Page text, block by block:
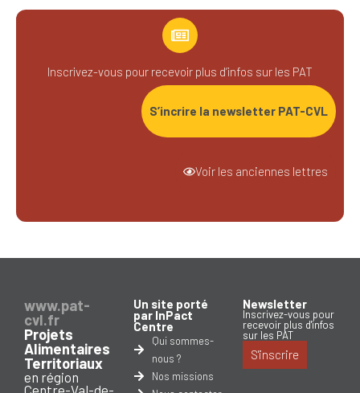
Inscrivez-vous pour recevoir plus d’infos sur les PAT
S’incrire la newsletter PAT-CVL
Voir les anciennes lettres
www.pat-
cvl.fr
Projets
Alimentaires
Territoriaux
en région
Centre-Val-de-
Un site porté
par InPact
Centre
Qui sommes-
nous ?
Nos missions
Newsletter
Inscrivez-vous pour
recevoir plus d'infos
sur les PAT
S'inscrire